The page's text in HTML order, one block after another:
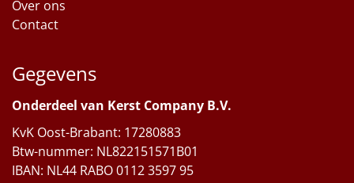
Over ons
Contact
Gegevens
Onderdeel van Kerst Company B.V.
KvK Oost-Brabant: 17280883
Btw-nummer: NL822151571B01
IBAN: NL44 RABO 0112 3597 95